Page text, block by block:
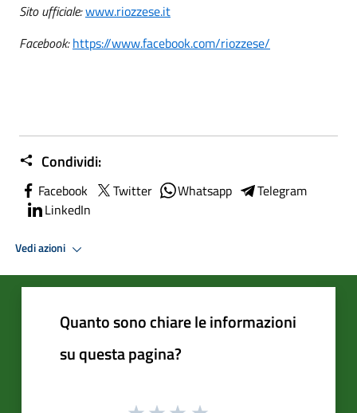
Sito ufficiale:www.riozzese.it
Facebook: https://www.facebook.com/riozzese/
Condividi:
Facebook Twitter Whatsapp
Telegram
LinkedIn
Vedi azioni
Quanto sono chiare le informazioni
su questa pagina?